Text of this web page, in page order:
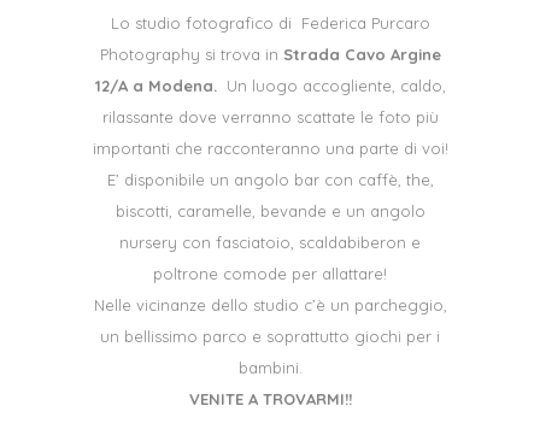
Lo studio fotografico di Federica Purcaro
Photography si trova in Strada Cavo Argine
12/A a Modena.
Un luogo accogliente, caldo,
rilassante dove verranno scattate le foto più
importanti che racconteranno una parte di voi!
E’ disponibile un angolo bar con caffè, the,
biscotti, caramelle, bevande e un angolo
nursery con fasciatoio, scaldabiberon e
poltrone comode per allattare!
Nelle vicinanze dello studio c’è un parcheggio,
un bellissimo parco e soprattutto giochi per i
bambini.
VENITE A TROVARMI!!